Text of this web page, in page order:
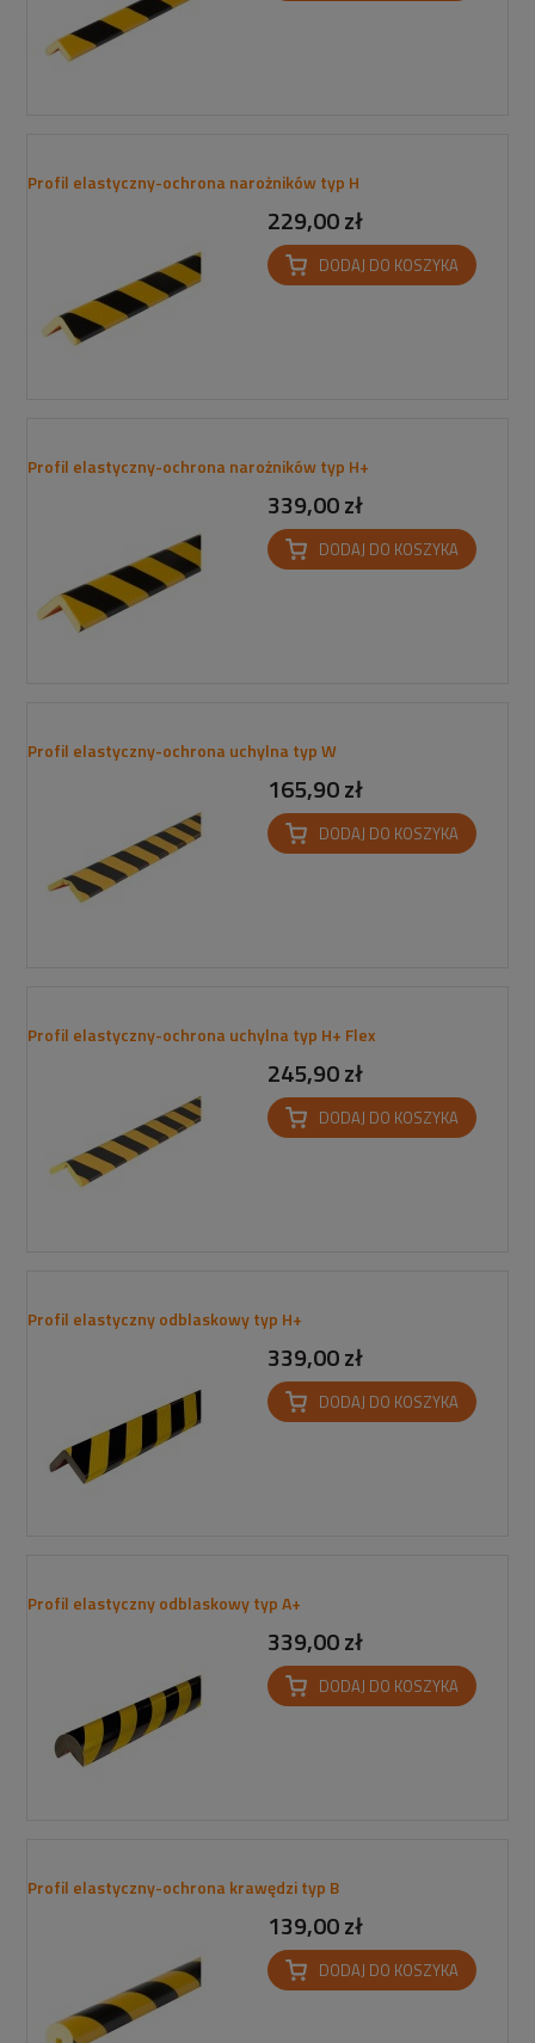
Profil elastyczny-ochrona narożników typ H
229,00 zł
DODAJ DO KOSZYKA
Profil elastyczny-ochrona narożników typ H+
339,00 zł
DODAJ DO KOSZYKA
Profil elastyczny-ochrona uchylna typ W
165,90 zł
DODAJ DO KOSZYKA
Profil elastyczny-ochrona uchylna typ H+ Flex
245,90 zł
DODAJ DO KOSZYKA
Profil elastyczny odblaskowy typ H+
339,00 zł
DODAJ DO KOSZYKA
Profil elastyczny odblaskowy typ A+
339,00 zł
DODAJ DO KOSZYKA
Profil elastyczny-ochrona krawędzi typ B
139,00 zł
DODAJ DO KOSZYKA